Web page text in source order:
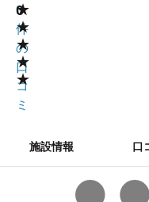
★
★
★
★
★
0
0
件
の
口
コ
ミ
施設情報 口